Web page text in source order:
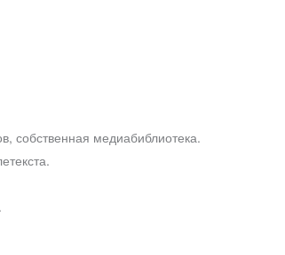
собственная медиабиблиотека.